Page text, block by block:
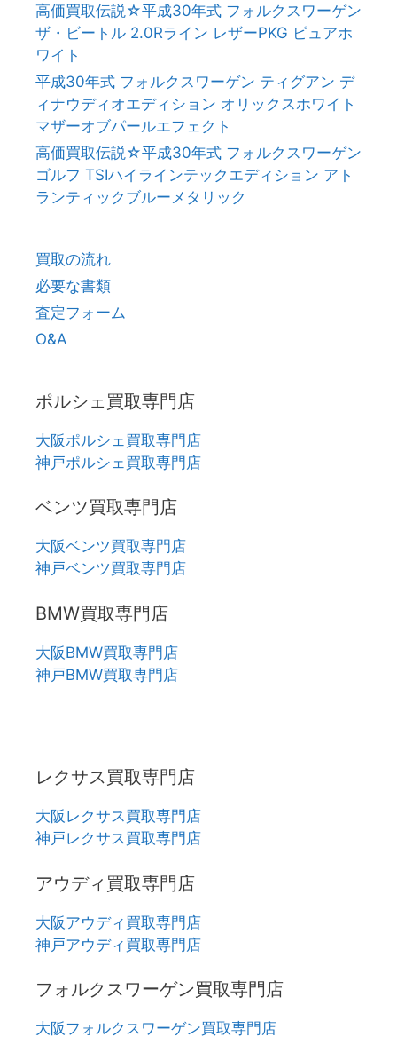
高価買取伝説☆平成30年式 フォルクスワーゲン
ザ・ビートル 2.0Rライン レザーPKG ピュアホ
ワイト
平成30年式 フォルクスワーゲン ティグアン デ
ィナウディオエディション オリックスホワイト
マザーオブパールエフェクト
高価買取伝説☆平成30年式 フォルクスワーゲン
ゴルフ TSIハイラインテックエディション アト
ランティックブルーメタリック
買取の流れ
必要な書類
査定フォーム
O&A
ポルシェ買取専門店
大阪ポルシェ買取専門店
神戸ポルシェ買取専門店
ベンツ買取専門店
大阪ベンツ買取専門店
神戸ベンツ買取専門店
BMW買取専門店
大阪BMW買取専門店
神戸BMW買取専門店
レクサス買取専門店
大阪レクサス買取専門店
神戸レクサス買取専門店
アウディ買取専門店
大阪アウディ買取専門店
神戸アウディ買取専門店
フォルクスワーゲン買取専門店
大阪フォルクスワーゲン買取専門店